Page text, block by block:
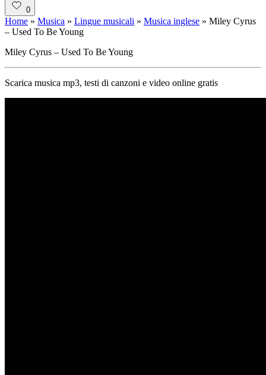
0
Home » Musica » Lingue musicali » Musica inglese » Miley Cyrus
– Used To Be Young
Miley Cyrus – Used To Be Young
Scarica musica mp3, testi di canzoni e video online gratis